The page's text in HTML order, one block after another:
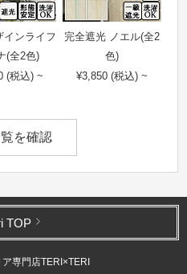
インライフ
(全2色)
(税込) ~
完全遮光 ノエル(全2
色)
¥3,850 (税込) ~
を確認
TOP
専門店TERI×TERI